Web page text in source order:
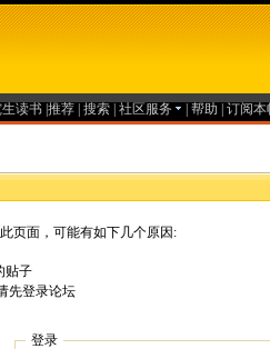
读书 推荐 搜索 社区服务 帮助 订阅本
页面，可能有如下几个原因:
贴子
先登录论坛
登录